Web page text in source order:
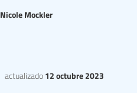
actualizado 12 octubre 2023
Nicole Mockler